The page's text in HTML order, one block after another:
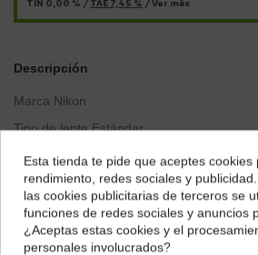
Descripción
Marca Nikon
Tipo de lente Estándar
Descripción de la lente de la cámara 24
Distancia focal máxima 120
Distancia focal mínima 24
Diseño de lente Zoom
¿Dónde deseas
Selecciona tu ubicación para
impuestos correctos para
Esta tienda te pide que aceptes cookies
rendimiento, redes sociales y
las cookies publicitarias de terceros se
funciones de redes sociales y anuncios
¿Aceptas estas cookies y el
personales involucrados?